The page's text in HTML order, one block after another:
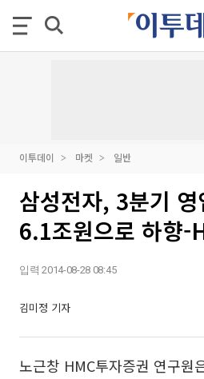
이투데이 마켓 일반
삼성전자, 3분기 영
6.1조원으로 하향-
입력 2014-08-28 08:45
김미정 기자
노근창 HMC투자증권 연구원